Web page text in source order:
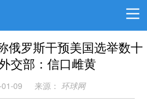
俄罗斯干预美国选举数十
交部：信口雌黄
09 来源： 环球网